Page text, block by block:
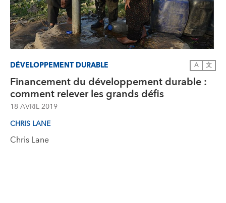
DÉVELOPPEMENT DURABLE A 文
Financement du développement durable :
comment relever les grands défis
18 AVRIL 2019
CHRIS LANE
Chris Lane